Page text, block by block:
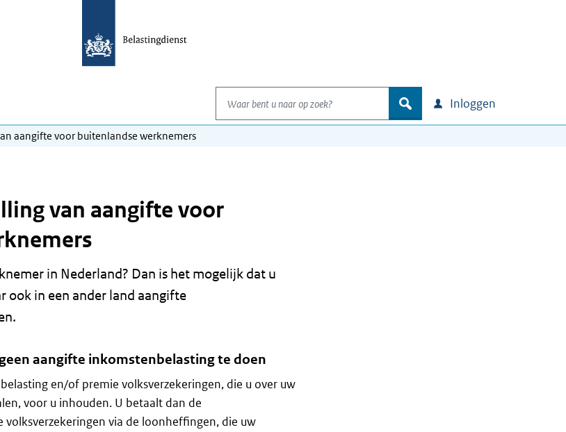
Waar bent u naar op zoek?
zoek Inloggen
aangifte voor buitenlandse werknemers
van aangifte voor
in Nederland? Dan is het mogelijk dat u
ook in een ander land aangifte
aangifte inkomstenbelasting te doen
en/of premie volksverzekeringen, die u over uw
voor u inhouden. U betaalt dan de
via de loonheffingen, die uw